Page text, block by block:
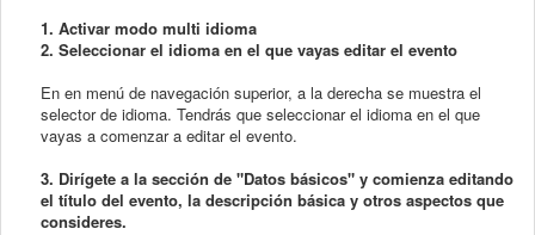
1. Activar modo multi idioma
2. Seleccionar el idioma en el que vayas editar el evento
En en menú de navegación superior, a la derecha se muestra el
selector de idioma. Tendrás que seleccionar el idioma en el que
vayas a comenzar a editar el evento.
3. Dirígete a la sección de "Datos básicos" y comienza editando
el título del evento, la descripción básica y otros aspectos que
consideres.